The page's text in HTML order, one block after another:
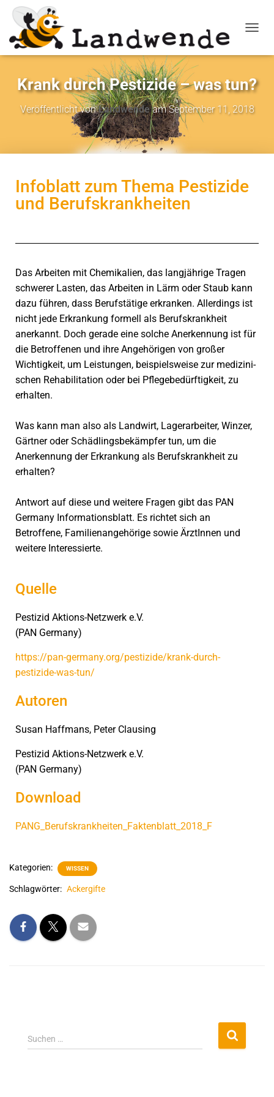
Krank durch Pestizide – was tun?
Veröffentlicht vonLandwendeamSeptember 11, 2018
Infoblatt zum Thema Pestizide
und Berufskrankheiten
Das Arbeiten mit Chemikalien, das langjährige Tragen
schwerer Lasten, das Arbeiten in Lärm oder Staub kann
dazu führen, dass Berufstätige erkranken. Allerdings ist
nicht jede Erkrankung formell als Berufskrankheit
anerkannt. Doch gerade eine solche Anerkennung ist für
die Betroffenen und ihre Angehörigen von großer
Wichtigkeit, um Leistungen, beispielsweise zur medizi­ni­
schen Rehabilitation oder bei Pflegebedürftigkeit, zu
erhalten.
Was kann man also als Landwirt, Lager­arbeiter, Winzer,
Gärtner oder Schädlings­bekämpfer tun, um die
Anerkennung der Erkrankung als Berufskrankheit zu
erhalten?
Antwort auf diese und weitere Fragen gibt das PAN
Germany Informationsblatt. Es richtet sich an
Betroffene, Familienangehörige sowie ÄrztInnen und
weitere Interessierte.
Quelle
Pestizid Aktions-Netzwerk e.V.
(PAN Germany)
https://pan-germany.org/pestizide/krank-durch-
pestizide-was-tun/
Autoren
Susan Haffmans, Peter Clausing
Pestizid Aktions-Netzwerk e.V.
(PAN Germany)
Download
PANG_Berufskrankheiten_Faktenblatt_2018_F
Kategorien: WISSEN
Schlagwörter: Ackergifte
Suchen …